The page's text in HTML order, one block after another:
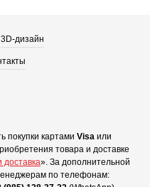
3D-дизайн
покупки картами Visa или
товара и доставке
доставка». За дополнительной
по телефонам: